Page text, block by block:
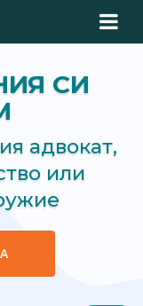
СИ
адвокат,
или